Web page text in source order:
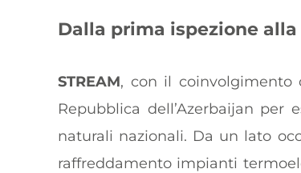
Dalla prima ispezione
STREAM, con il coinvolgimento
Repubblica dell’Azerbaijan per
naturali nazionali. Da un lato
raffreddamento impianti